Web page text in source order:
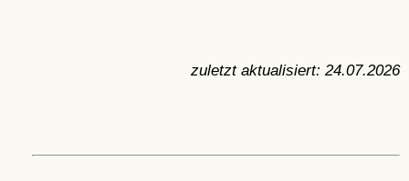
zuletzt aktualisiert: 24.07.2026